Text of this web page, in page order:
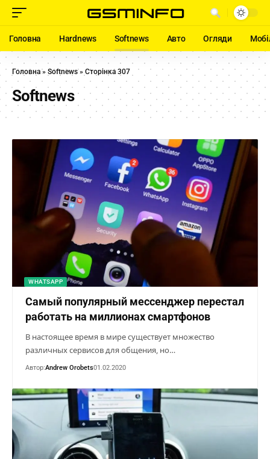
Головна Hardnews Softnews Авто Огляди
Головна» Softnews» Сторінка 307
Softnews
WHATSAPP
Самый популярный мессенджер перестал
работать на миллионах смартфонов
В настоящее время в мире существует множество
различных сервисов для общения, но…
Автор:Andrew Orobets01.02.2020